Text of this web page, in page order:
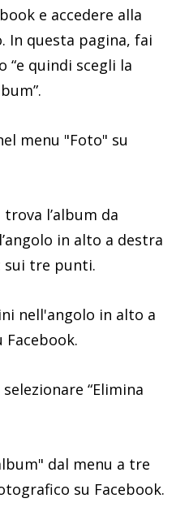
e accedere alla
In questa pagina, fai
“e quindi scegli la
trova l’album da
in alto a destra
sui tre punti.
“Elimina